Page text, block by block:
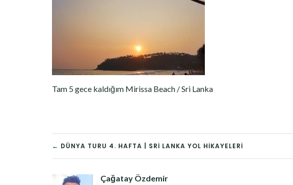
Tam 5 gece kaldığım Mirissa Beach / Sri Lanka
YAZI
DOLAŞIMI
← DÜNYA TURU 4. HAFTA | SRI LANKA YOL HIKAYELERI
Çağatay Özdemir